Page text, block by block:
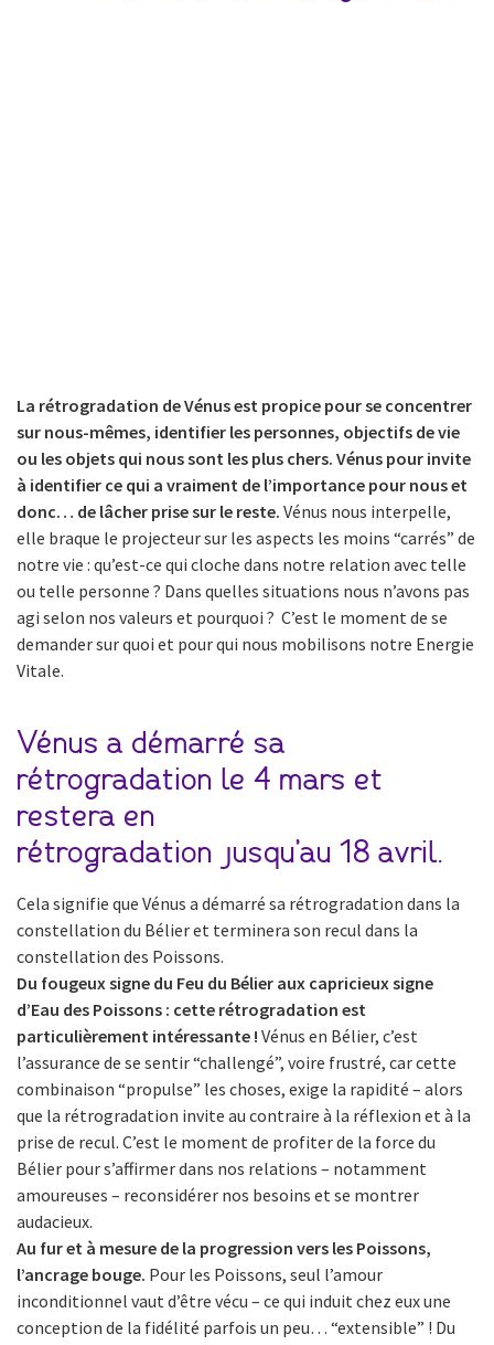
La rétrogradation de Vénus est propice pour se concentrer
sur nous-mêmes, identifier les personnes, objectifs de vie
ou les objets qui nous sont les plus chers. Vénus pour invite
à identifier ce qui a vraiment de l’importance pour nous et
donc… de lâcher prise sur le reste. Vénus nous interpelle,
elle braque le projecteur sur les aspects les moins “carrés” de
notre vie : qu’est-ce qui cloche dans notre relation avec telle
ou telle personne ? Dans quelles situations nous n’avons pas
agi selon nos valeurs et pourquoi ? C’est le moment de se
demander sur quoi et pour qui nous mobilisons notre Energie
Vitale.
Vénus a démarré sa
rétrogradation le 4 mars et
restera en
rétrogradation jusqu’au 18 avril.
Cela signifie que Vénus a démarré sa rétrogradation dans la
constellation du Bélier et terminera son recul dans la
constellation des Poissons.
Du fougeux signe du Feu du Bélier aux capricieux signe
d’Eau des Poissons : cette rétrogradation est
particulièrement intéressante ! Vénus en Bélier, c’est
l’assurance de se sentir “challengé”, voire frustré, car cette
combinaison “propulse” les choses, exige la rapidité – alors
que la rétrogradation invite au contraire à la réflexion et à la
prise de recul. C’est le moment de profiter de la force du
Bélier pour s’affirmer dans nos relations – notamment
amoureuses – reconsidérer nos besoins et se montrer
audacieux.
Au fur et à mesure de la progression vers les Poissons,
l’ancrage bouge. Pour les Poissons, seul l’amour
inconditionnel vaut d’être vécu – ce qui induit chez eux une
conception de la fidélité parfois un peu… “extensible” ! Du